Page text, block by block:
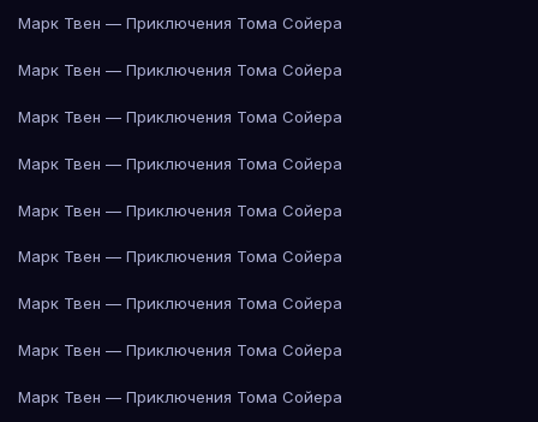
Марк Твен — Приключения Тома Сойера
Марк Твен — Приключения Тома Сойера
Марк Твен — Приключения Тома Сойера
Марк Твен — Приключения Тома Сойера
Марк Твен — Приключения Тома Сойера
Марк Твен — Приключения Тома Сойера
Марк Твен — Приключения Тома Сойера
Марк Твен — Приключения Тома Сойера
Марк Твен — Приключения Тома Сойера